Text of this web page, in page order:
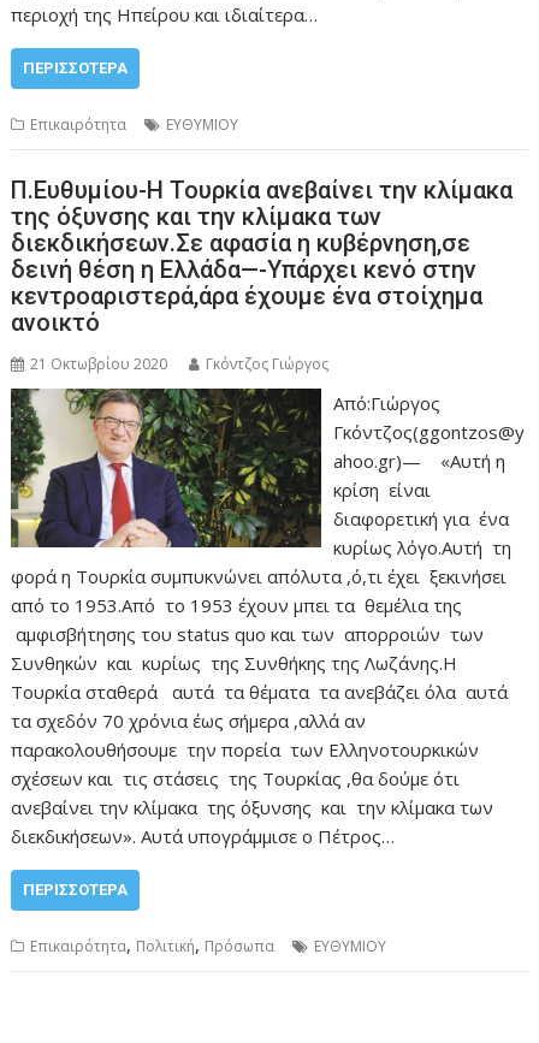
περιοχή της Ηπείρου και ιδιαίτερα…
ΠΕΡΙΣΣΌΤΕΡΑ
Επικαιρότητα ΕΥΘΥΜΙΟΥ
Π.Ευθυμίου-Η Τουρκία ανεβαίνει την κλίμακα
της όξυνσης και την κλίμακα των
διεκδικήσεων.Σε αφασία η κυβέρνηση,σε
δεινή θέση η Ελλάδα—-Υπάρχει κενό στην
κεντροαριστερά,άρα έχουμε ένα στοίχημα
ανοικτό
21 Οκτωβρίου 2020 Γκόντζος Γιώργος
Από:Γιώργος
Γκόντζος(ggontzos@y
ahoo.gr)— «Αυτή η
κρίση είναι
διαφορετική για ένα
κυρίως λόγο.Αυτή τη
φορά η Τουρκία συμπυκνώνει απόλυτα ,ό,τι έχει ξεκινήσει
από το 1953.Από το 1953 έχουν μπει τα θεμέλια της
αμφισβήτησης του status quo και των απορροιών των
Συνθηκών και κυρίως της Συνθήκης της Λωζάνης.Η
Τουρκία σταθερά αυτά τα θέματα τα ανεβάζει όλα αυτά
τα σχεδόν 70 χρόνια έως σήμερα ,αλλά αν
παρακολουθήσουμε την πορεία των Ελληνοτουρκικών
σχέσεων και τις στάσεις της Τουρκίας ,θα δούμε ότι
ανεβαίνει την κλίμακα της όξυνσης και την κλίμακα των
διεκδικήσεων». Αυτά υπογράμμισε ο Πέτρος…
ΠΕΡΙΣΣΌΤΕΡΑ
Επικαιρότητα, Πολιτική, Πρόσωπα ΕΥΘΥΜΙΟΥ